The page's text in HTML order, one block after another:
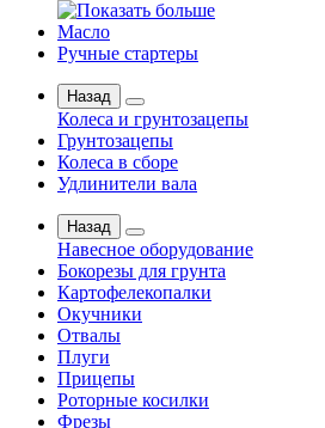
Масло
Ручные стартеры
Назад
Колеса и грунтозацепы
Грунтозацепы
Колеса в сборе
Удлинители вала
Назад
Навесное оборудование
Бокорезы для грунта
Картофелекопалки
Окучники
Отвалы
Плуги
Прицепы
Роторные косилки
Фрезы